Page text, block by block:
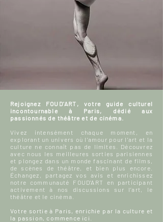
Rejoignez FOUD'ART, votre guide culturel
incontournable à Paris, dédié aux
passionnés de théâtre et de cinéma.
Vivez intensément chaque moment, en
explorant un univers où l'amour pour l'art et la
culture ne connaît pas de limites. Découvrez
avec nous les meilleures sorties parisiennes
et plongez dans un monde fascinant de films,
de scènes de théâtre, et bien plus encore.
Échangez, partagez vos avis et enrichissez
notre communauté FOUD'ART en participant
activement à nos discussions sur l’art, le
théâtre et le cinéma.
Votre sortie à Paris, enrichie par la culture et
la passion, commence ici.